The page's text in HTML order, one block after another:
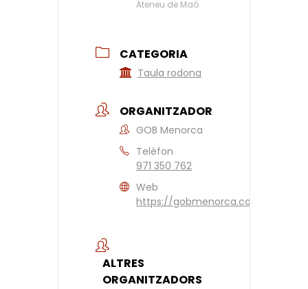
Ateneu de Maó
CATEGORIA
Taula rodona
ORGANITZADOR
GOB Menorca
Telèfon
971 350 762
Web
https://gobmenorca.com
ALTRES
ORGANITZADORS